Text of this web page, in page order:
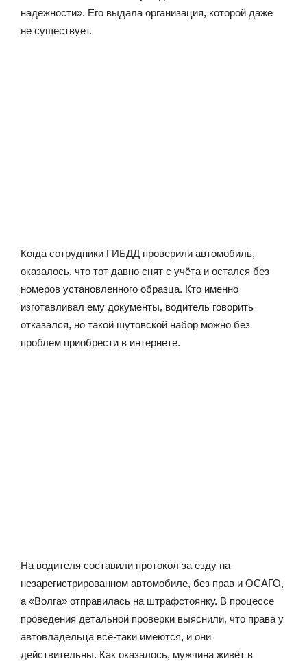
надежности». Его выдала организация, которой даже
не существует.
Когда сотрудники ГИБДД проверили автомобиль,
оказалось, что тот давно снят с учёта и остался без
номеров установленного образца. Кто именно
изготавливал ему документы, водитель говорить
отказался, но такой шутовской набор можно без
проблем приобрести в интернете.
На водителя составили протокол за езду на
незарегистрированном автомобиле, без прав и ОСАГО,
а «Волга» отправилась на штрафстоянку. В процессе
проведения детальной проверки выяснили, что права у
автовладельца всё-таки имеются, и они
действительны. Как оказалось, мужчина живёт в